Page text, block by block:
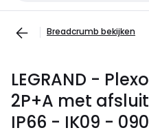
Breadcrumb bekijken
LEGRAND -
2P+A met
IP66 - IK09 -